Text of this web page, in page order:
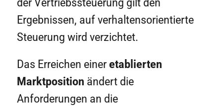
der Vertriebssteuerung gilt den
Ergebnissen, auf verhaltensorientierte
Steuerung wird verzichtet.
Das Erreichen eineretablierten
Marktposition ändert die
Anforderungen an die